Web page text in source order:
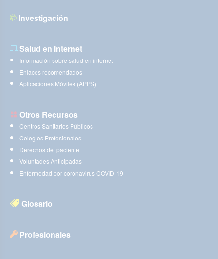
Investigación
Salud en Internet
Información sobre salud en internet
Enlaces recomendados
Aplicaciones Móviles (APPS)
Otros Recursos
Centros Sanitarios Públicos
Colegios Profesionales
Derechos del paciente
Voluntades Anticipadas
Enfermedad por coronavirus COVID-19
Glosario
Profesionales